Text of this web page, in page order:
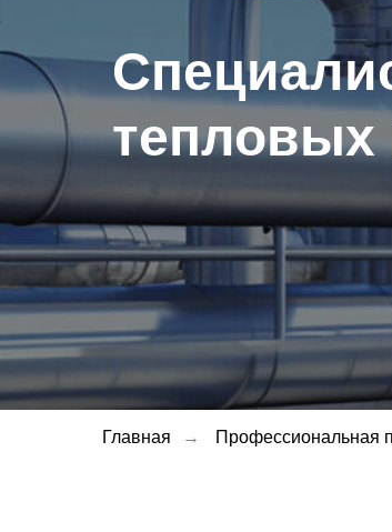
тепловых
Главная → Профессиональная